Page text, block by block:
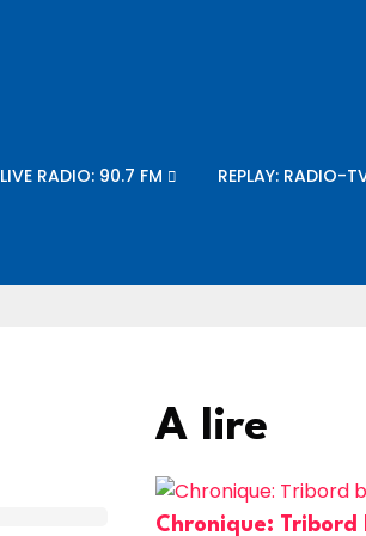
LIVE RADIO: 90.7 FM REPLAY: RADIO-
A lire
Chronique: